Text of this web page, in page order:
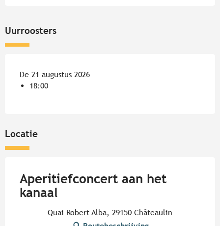
Uurroosters
De 21 augustus 2026
18:00
Locatie
Aperitiefconcert aan het
kanaal
Quai Robert Alba, 29150 Châteaulin